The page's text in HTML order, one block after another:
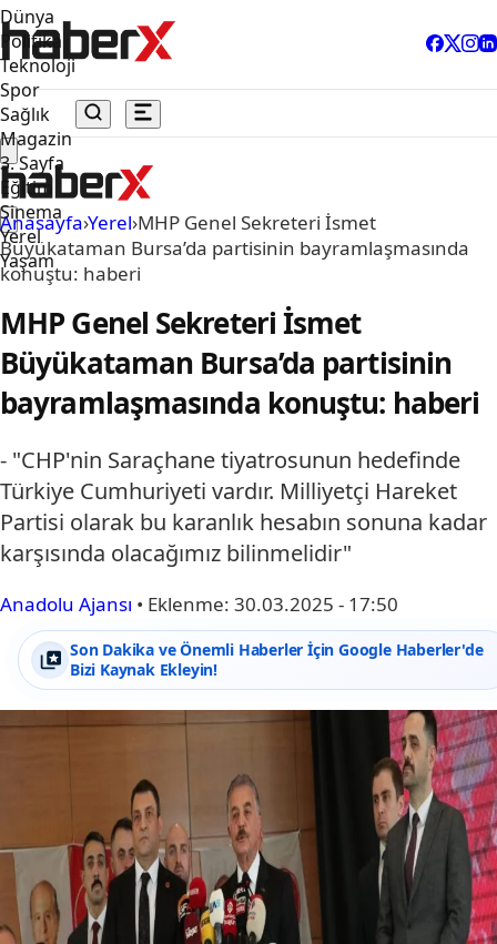
Dünya
Politika
Teknoloji
Spor
Sağlık
Magazin
3. Sayfa
Eğitim
Sinema
Yerel
Yaşam
Anasayfa›Yerel›MHP Genel Sekreteri İsmet
Büyükataman Bursa’da partisinin bayramlaşmasında
konuştu: haberi
MHP Genel Sekreteri İsmet
Büyükataman Bursa’da partisinin
bayramlaşmasında konuştu: haberi
- "CHP'nin Saraçhane tiyatrosunun hedefinde
Türkiye Cumhuriyeti vardır. Milliyetçi Hareket
Partisi olarak bu karanlık hesabın sonuna kadar
karşısında olacağımız bilinmelidir"
Anadolu Ajansı • Eklenme: 30.03.2025 - 17:50
Son Dakika ve Önemli Haberler İçin Google Haberler'de
Bizi Kaynak Ekleyin!